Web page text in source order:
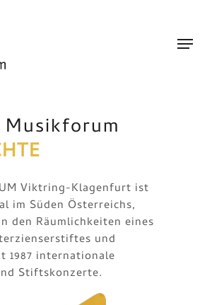
Menu
Viktring-Klagenfurt ist
im Süden Österreichs,
den Räumlichkeiten eines
und
1987 internationale
Stiftskonzerte.